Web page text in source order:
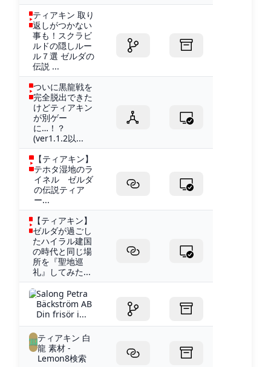
ティアキン 取り
返しがつかない
事も！スクラビ
ルドの隠しルー
ル７選 ゼルダの
伝説 ...
ついに黒龍戦を
完全脱出できた
けどティアキン
が別ゲー
に…！？
(ver1.1.2以...
【ティアキン】
テホタ湿地のラ
イネル ゼルダ
の伝説ティア
ー...
【ティアキン】
ゼルダが過ごし
たハイラル建国
の時代と同じ場
所を『聖地巡
礼』してみた...
Salong Petra
Bäckström AB
Din frisör i...
ティアキン 白
龍 素材 -
Lemon8検索